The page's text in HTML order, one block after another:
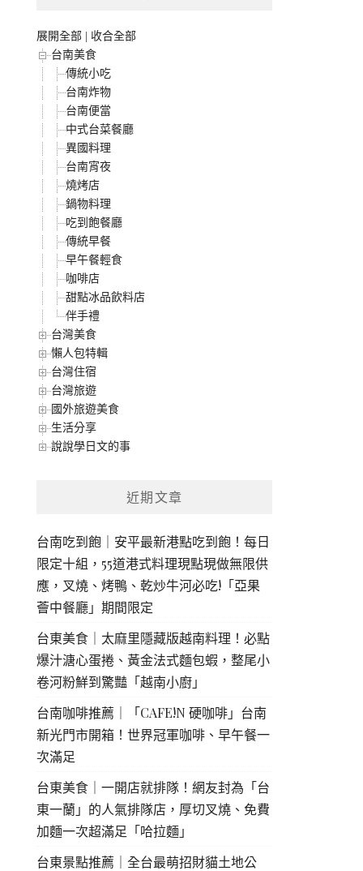
展開全部
收合全部
台南美食
傳統小吃
台南炸物
台南便當
中式台菜餐廳
異國料理
台南宵夜
燒烤店
鍋物料理
吃到飽餐廳
傳統早餐
早午餐輕食
咖啡店
甜點冰品飲料店
伴手禮
台灣美食
懶人包特輯
台灣住宿
台灣旅遊
國外旅遊美食
生活分享
說說學日文的事
近期文章
台南吃到飽｜安平最新港點吃到飽！每日
限定十組，55道港式料理現點現做無限供
應，叉燒、烤鴨、乾炒牛河必吃!「亞果
薈中餐廳」期間限定
台東美食｜太麻里隱藏版越南料理！必點
爆汁溏心蛋捲、黃金法式麵包蝦，整尾小
卷河粉鮮到驚豔「越南小廚」
台南咖啡推薦｜「CAFE!N 硬咖啡」台南
新光門市開箱！世界冠軍咖啡、早午餐一
次滿足
台東美食｜一開店就排隊！網友封為「台
東一蘭」的人氣排隊店，厚切叉燒、免費
加麵一次超滿足「哈拉麵」
台東景點推薦｜全台最萌招財貓土地公